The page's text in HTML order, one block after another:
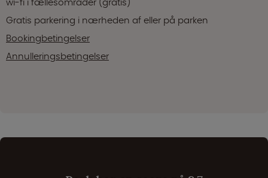
Gratis parkering i nærheden af eller på parken
Bookingbetingelser
Annulleringsbetingelser